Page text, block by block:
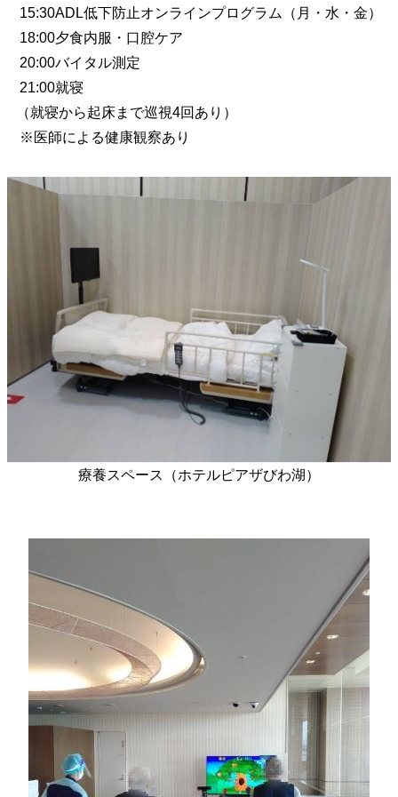
15:30ADL低下防止オンラインプログラム（月・水・金）
18:00夕食内服・口腔ケア
20:00バイタル測定
21:00就寝
（就寝から起床まで巡視4回あり）
※医師による健康観察あり
療養スペース（ホテルピアザびわ湖）